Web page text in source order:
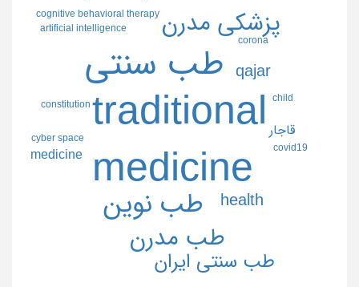
traditional
medicine
طب سنتي
طب نوين
طب مدرن
پزشكي مدرن
طب سنتي ايران
health
qajar
medicine
قاجار
artificial intelligence
child
cognitive behavioral therapy
constitution
corona
covid19
cyber space